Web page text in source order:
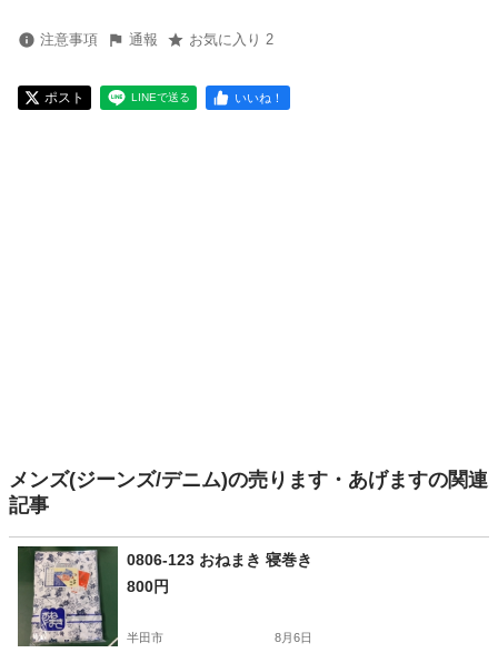
注意事項 通報 お気に入り 2
ポスト LINEで送る いいね！
メンズ(ジーンズ/デニム)の売ります・あげますの関連
記事
0806-123 おねまき 寝巻き
800円
半田市 8月6日